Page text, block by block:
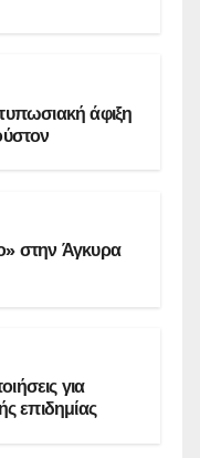
άφιξη
στην Άγκυρα
για
επιδημίας